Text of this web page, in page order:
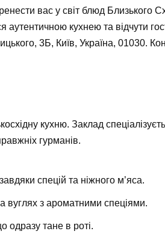
вас у світ блюд Близького
кухнею та відчути
3Б, Київ, Україна, 01030.
кухню. Заклад
гурманів.
спецій та ніжного м’яса.
вуглях з ароматними спеціями.
одразу тане в роті.